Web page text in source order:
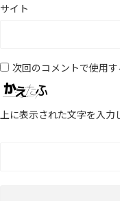
サイト
次回のコメントで使用
上に表示された文字を入力